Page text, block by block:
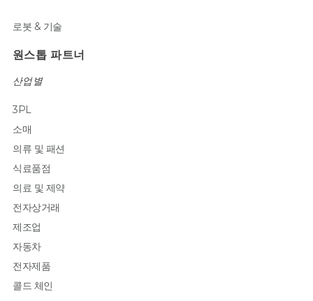
로봇 & 기술
원스톱 파트너
산업별
3PL
소매
의류 및 패션
식료품점
의료 및 제약
전자상거래
제조업
자동차
전자제품
콜드 체인